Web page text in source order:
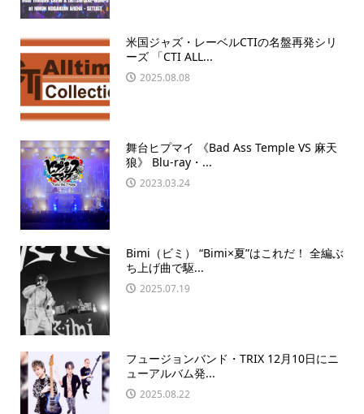
米国ジャズ・レーベルCTIの名盤再発シリ
ーズ 「CTI ALL...
2025.08.08
舞台ヒプマイ 《Bad Ass Temple VS 麻天
狼》 Blu-ray・...
2023.03.24
Bimi（ビミ） “Bimi×夏”はこれだ！ 全編ぶ
ち上げ曲で駆...
2025.07.19
フュージョンバンド・TRIX 12月10日にニ
ューアルバム発...
2025.08.22